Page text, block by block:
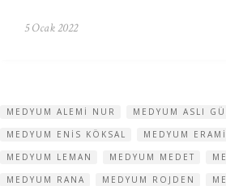
5 Ocak 2022
MEDYUM ALEMI NUR MEDYUM ASLI
MEDYUM ENIS KÖKSAL
MEDYUM
MEDYUM LEMAN
MEDYUM MEDET
MEDYUM RANA
MEDYUM ROJDEN